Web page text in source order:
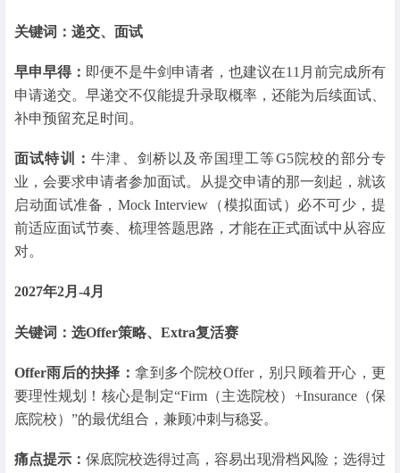
关键词：递交、面试
早申早得： 即便不是牛剑申请者，也建议在11月前完成所有
申请递交。早递交不仅能提升录取概率，还能为后续面试、
补申预留充足时间。
面试特训：牛津、剑桥以及帝国理工等G5院校的部分专
业，会要求申请者参加面试。从提交申请的那一刻起，就该
启动面试准备，Mock Interview（模拟面试）必不可少，提
前适应面试节奏、梳理答题思路，才能在正式面试中从容应
对。
2027年2月-4月
关键词：选Offer策略、Extra复活赛
Offer雨后的抉择：拿到多个院校Offer，别只顾着开心，更
要理性规划！核心是制定“Firm（主选院校）+Insurance（保
底院校）”的最优组合，兼顾冲刺与稳妥。
痛点提示： 保底院校选得过高，容易出现滑档风险；选得过